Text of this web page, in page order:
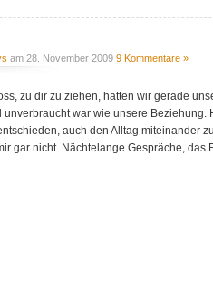
am 28. November 2009 9 Kommentare »
zu dir zu ziehen, hatten wir gerade
war wie unsere Beziehung.
auch den Alltag miteinander
gar nicht. Nächtelange Gespräche, das